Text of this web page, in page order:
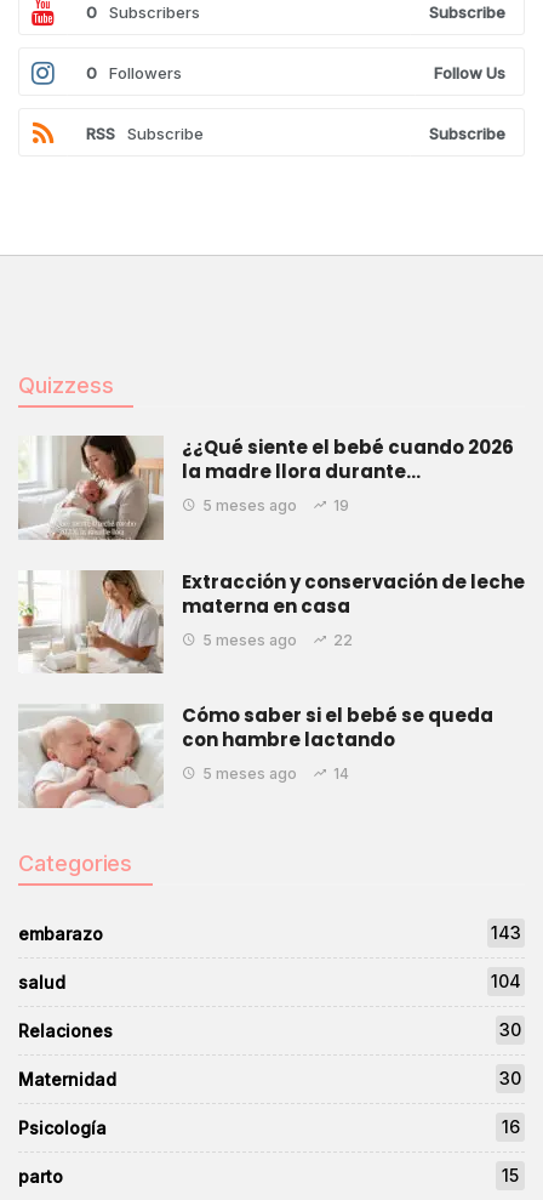
0 Subscribers Subscribe
0 Followers Follow Us
RSS Subscribe Subscribe
Quizzess
¿¿Qué siente el bebé cuando 2026
la madre llora durante…
5 meses ago 19
Extracción y conservación de leche
materna en casa
5 meses ago 22
Cómo saber si el bebé se queda
con hambre lactando
5 meses ago 14
Categories
embarazo 143
salud 104
Relaciones 30
Maternidad 30
Psicología 16
parto 15